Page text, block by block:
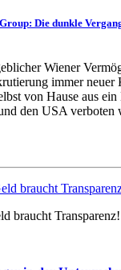
Die dunkle
Wiener
immer neuer
von Hause aus
den USA verboten
braucht Transparenz!